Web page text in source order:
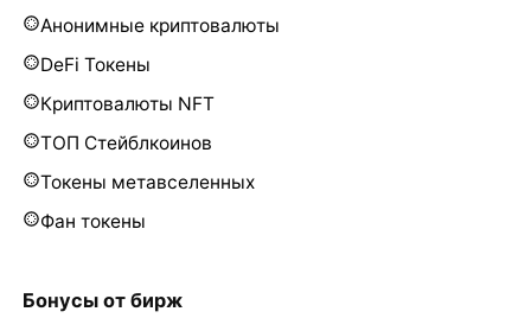
Анонимные криптовалюты
DeFi Токены
Криптовалюты NFT
ТОП Стейблкоинов
Токены метавселенных
Фан токены
Бонусы от бирж